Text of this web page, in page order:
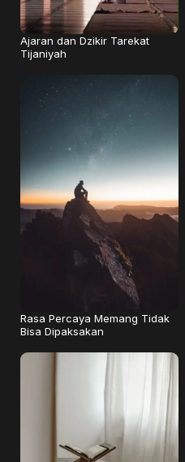
Ajaran dan Dzikir Tarekat
Tijaniyah
Rasa Percaya Memang Tidak
Bisa Dipaksakan